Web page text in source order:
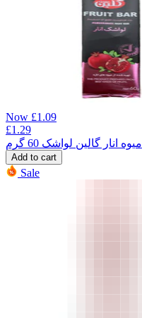
Now £1.09
£1.29
میوه انار گالین لواشک 60 گرم
Add to cart
Sale